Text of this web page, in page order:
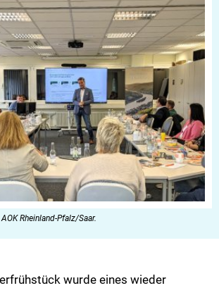
Rheinland-Pfalz/Saar.
wurde eines wieder